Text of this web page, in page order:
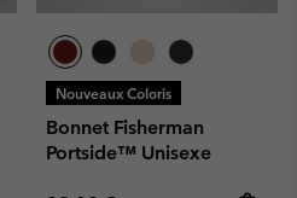
Nouveaux Coloris
Bonnet Fisherman
Portside™ Unisexe